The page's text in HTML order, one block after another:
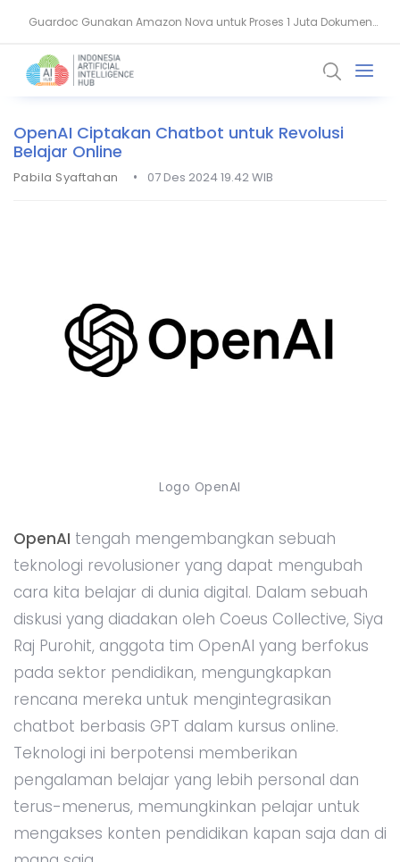
Guardoc Gunakan Amazon Nova untuk Proses 1 Juta Dokumen
Agentic Hospital, Strategi Salesforce Ubah Layanan Kesehatan
OpenAI Ciptakan Chatbot untuk Revolusi
Belajar Online
Pabila Syaftahan • 07 Des 2024 19.42 WIB
Logo OpenAI
OpenAI tengah mengembangkan sebuah
teknologi revolusioner yang dapat mengubah
cara kita belajar di dunia digital. Dalam sebuah
diskusi yang diadakan oleh Coeus Collective, Siya
Raj Purohit, anggota tim OpenAI yang berfokus
pada sektor pendidikan, mengungkapkan
rencana mereka untuk mengintegrasikan
chatbot berbasis GPT dalam kursus online.
Teknologi ini berpotensi memberikan
pengalaman belajar yang lebih personal dan
terus-menerus, memungkinkan pelajar untuk
mengakses konten pendidikan kapan saja dan di